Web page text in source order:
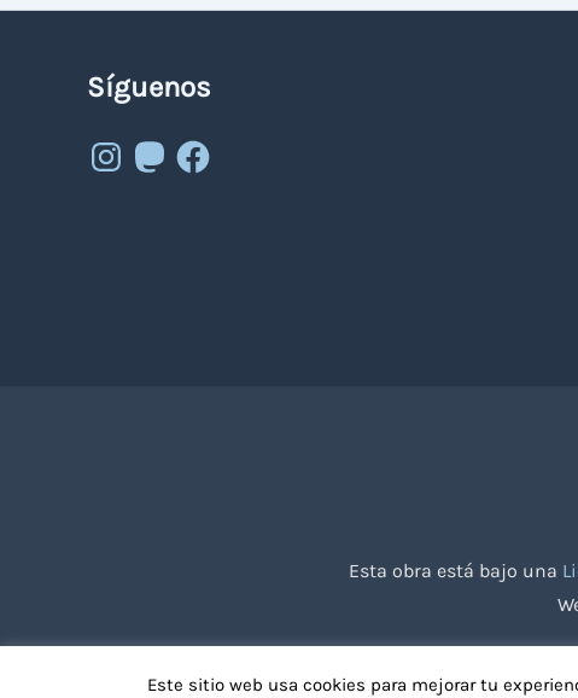
Síguenos
Instagram
MastodonFacebook
Esta obra está bajo una
Este sitio web usa cookies para mejorar tu